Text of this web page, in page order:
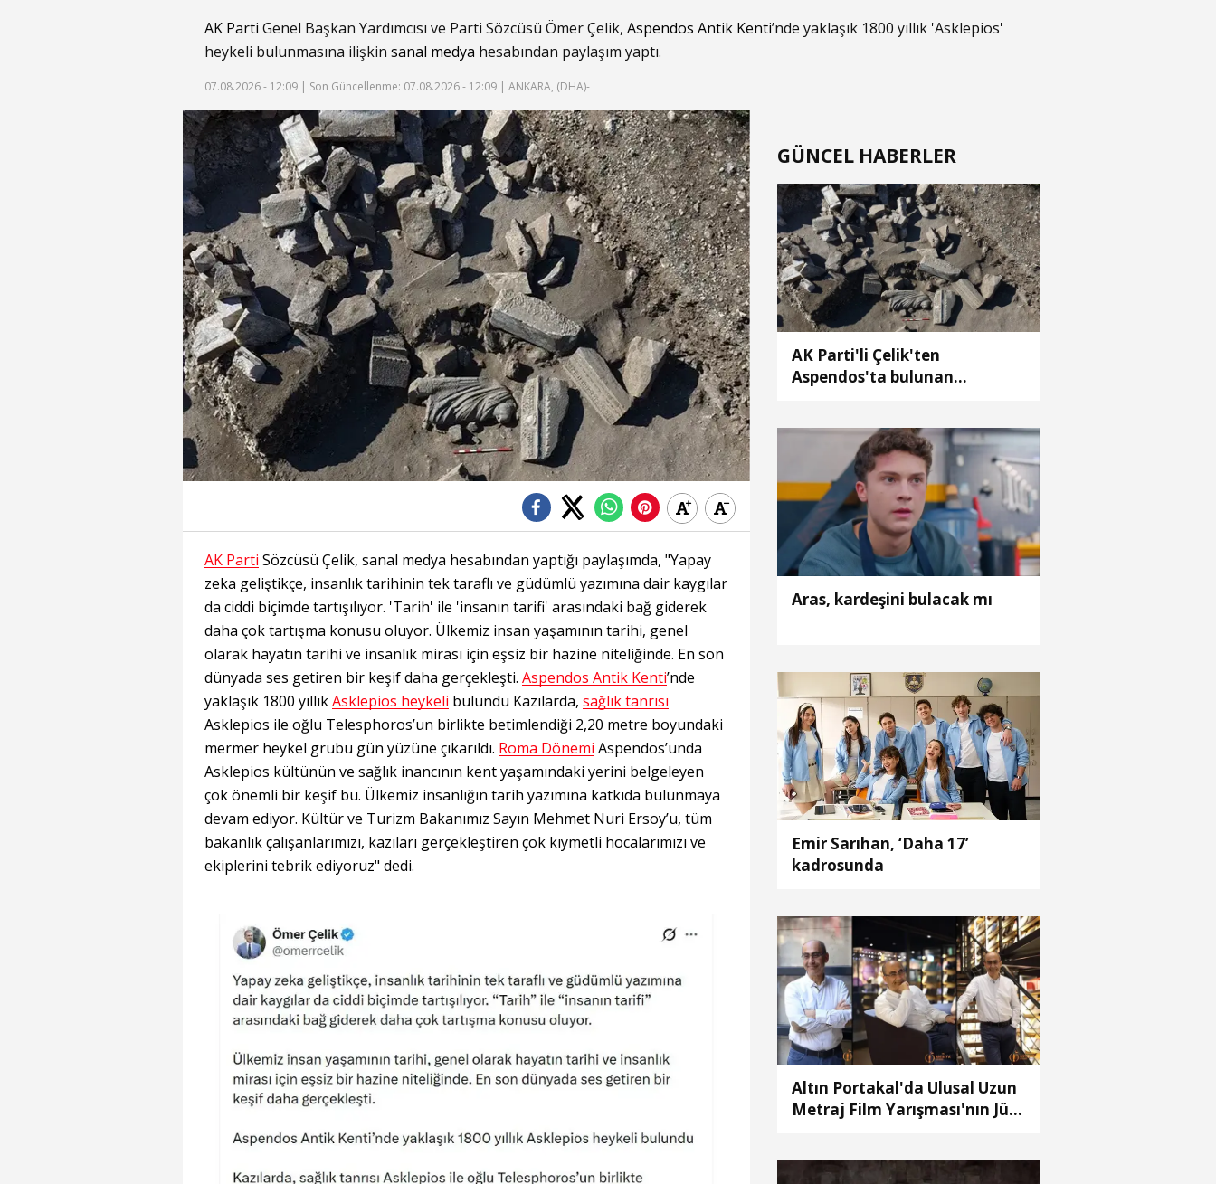
AK Parti Genel Başkan Yardımcısı ve Parti Sözcüsü Ömer Çelik, Aspendos Antik Kenti’nde yaklaşık 1800 yıllık 'Asklepios'
heykeli bulunmasına ilişkin sanal medya hesabından paylaşım yaptı.
07.08.2026 - 12:09 | Son Güncellenme: 07.08.2026 - 12:09 | ANKARA, (DHA)-
AK Parti Sözcüsü Çelik, sanal medya hesabından yaptığı paylaşımda, "Yapay
zeka geliştikçe, insanlık tarihinin tek taraflı ve güdümlü yazımına dair kaygılar
da ciddi biçimde tartışılıyor. 'Tarih' ile 'insanın tarifi' arasındaki bağ giderek
daha çok tartışma konusu oluyor. Ülkemiz insan yaşamının tarihi, genel
olarak hayatın tarihi ve insanlık mirası için eşsiz bir hazine niteliğinde. En son
dünyada ses getiren bir keşif daha gerçekleşti. Aspendos Antik Kenti’nde
yaklaşık 1800 yıllıkAsklepios heykeli bulundu Kazılarda, sağlık tanrısı
Asklepios ile oğlu Telesphoros’un birlikte betimlendiği 2,20 metre boyundaki
mermer heykel grubu gün yüzüne çıkarıldı. Roma Dönemi Aspendos’unda
Asklepios kültünün ve sağlık inancının kent yaşamındaki yerini belgeleyen
çok önemli bir keşif bu. Ülkemiz insanlığın tarih yazımına katkıda bulunmaya
devam ediyor. Kültür ve Turizm Bakanımız Sayın Mehmet Nuri Ersoy’u, tüm
bakanlık çalışanlarımızı, kazıları gerçekleştiren çok kıymetli hocalarımızı ve
ekiplerini tebrik ediyoruz" dedi.
GÜNCEL HABERLER
AK Parti'li Çelik'ten
Aspendos'ta bulunan
Aras, kardeşini bulacak mı
Emir Sarıhan, ‘Daha 17’
kadrosunda
Altın Portakal'da Ulusal Uzun
Metraj Film Yarışması'nın Jüri